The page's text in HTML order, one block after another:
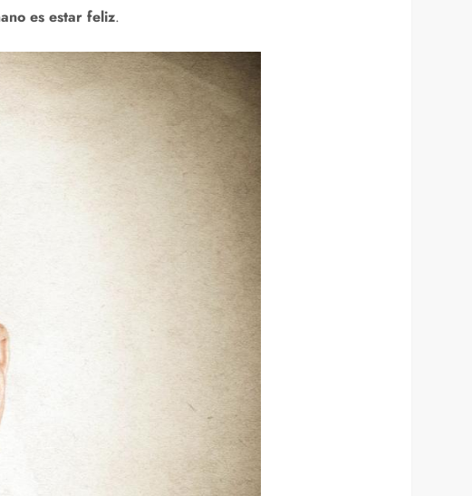
es estar feliz.